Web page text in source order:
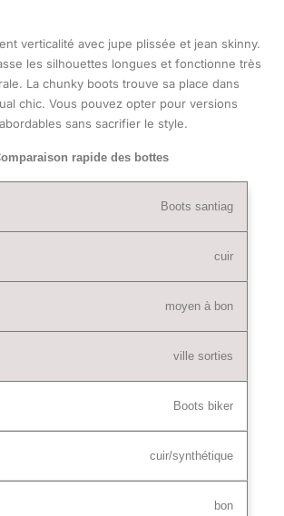
verticalité avec jupe plissée et jean skinny.
les silhouettes longues et fonctionne très
La chunky boots trouve sa place dans
chic. Vous pouvez opter pour versions
sans sacrifier le style.
rapide des bottes
Boots santiag
cuir
moyen à bon
ville sorties
Boots biker
cuir/synthétique
bon